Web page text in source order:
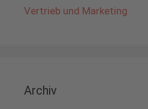
Vertrieb und Marketing
Archiv